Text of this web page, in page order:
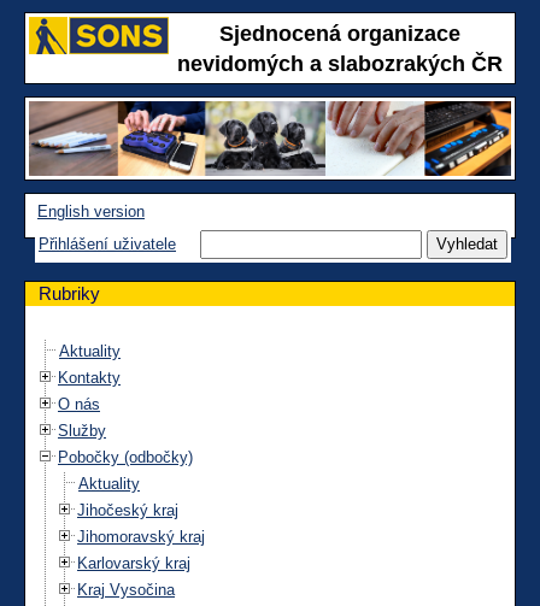
Sjednocená organizace
nevidomých a slabozrakých ČR
English version
Přihlášení uživatele
Rubriky
Aktuality
Kontakty
O nás
Služby
Pobočky (odbočky)
Aktuality
Jihočeský kraj
Jihomoravský kraj
Karlovarský kraj
Kraj Vysočina